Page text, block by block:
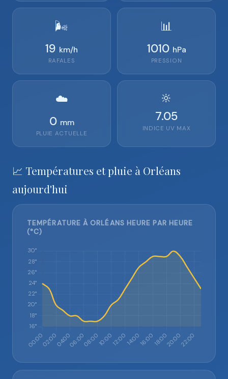
🌬️
19 km/h
RAFALES
📊
1010 hPa
PRESSION
☁️
0 mm
PLUIE ACTUELLE
🔆
7.05
INDICE UV MAX
📈 Températures et pluie à Orléans
aujourd'hui
TEMPÉRATURE À ORLÉANS HEURE PAR HEURE
(°C)